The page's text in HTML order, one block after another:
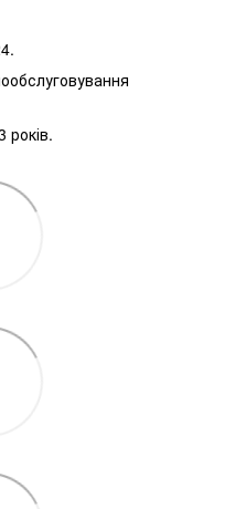
років.